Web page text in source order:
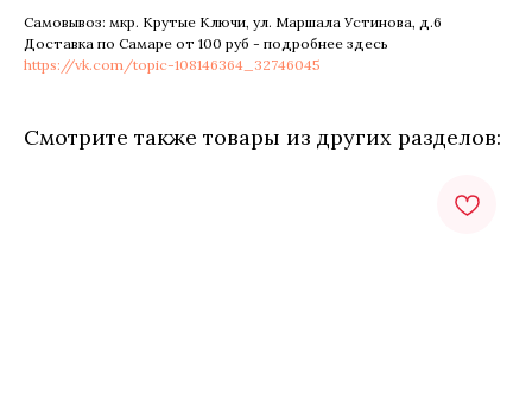
Самовывоз: мкр. Крутые Ключи, ул. Маршала Устинова, д.6
Доставка по Самаре от 100 руб - подробнее здесь
https://vk.com/topic-108146364_32746045
Смотрите также товары из других разделов: